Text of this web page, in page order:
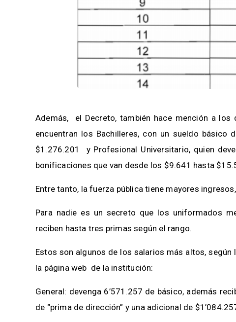
Además, el Decreto, también hace mención a
encuentran los Bachilleres, con un sueldo básico
$1.276.201 y Profesional Universitario, quien
bonificaciones que van desde los $9.641 hasta
Entre tanto, la fuerza pública tiene mayores
Para nadie es un secreto que los uniformados
reciben hasta tres primas según el rango.
Estos son algunos de los salarios más altos,
la página web de la institución:
General: devenga 6’571.257 de básico, además
de “prima de dirección” y una adicional de